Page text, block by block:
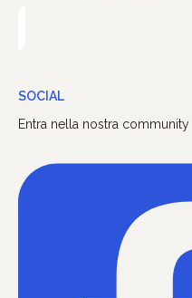
SOCIAL
Entra nella nostra community